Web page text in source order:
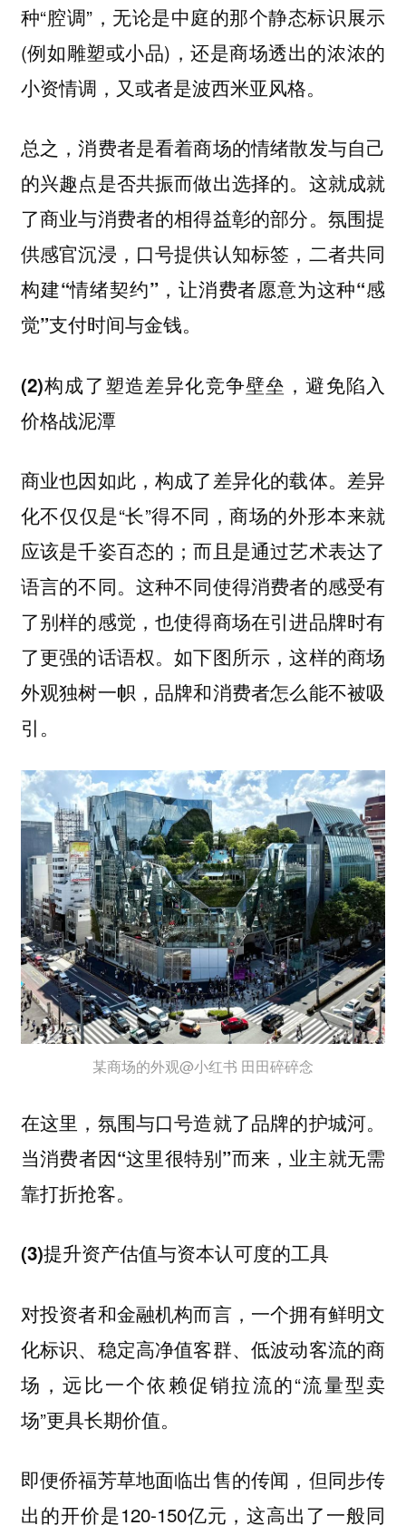
种“腔调”，无论是中庭的那个静态标识展示
(例如雕塑或小品)，还是商场透出的浓浓的
小资情调，又或者是波西米亚风格。
总之，消费者是看着商场的情绪散发与自己
的兴趣点是否共振而做出选择的。这就成就
了商业与消费者的相得益彰的部分。 氛围提
供感官沉浸，口号提供认知标签，二者共同
构建“情绪契约”，让消费者愿意为这种“感
觉”支付时间与金钱。
(2)构成了塑造差异化竞争壁垒，避免陷入
价格战泥潭
商业也因如此，构成了差异化的载体。差异
化不仅仅是“长”得不同，商场的外形本来就
应该是千姿百态的；而且是通过艺术表达了
语言的不同。这种不同使得消费者的感受有
了别样的感觉，也使得商场在引进品牌时有
了更强的话语权。如下图所示，这样的商场
外观独树一帜，品牌和消费者怎么能不被吸
引。
某商场的外观@小红书 田田碎碎念
在这里，氛围与口号造就了品牌的护城河。
当消费者因“这里很特别”而来，业主就无需
靠打折抢客。
(3)提升资产估值与资本认可度的工具
对投资者和金融机构而言，一个拥有鲜明文
化标识、稳定高净值客群、低波动客流的商
场，远比一个依赖促销拉流的“流量型卖
场”更具长期价值。
即便侨福芳草地面临出售的传闻，但同步传
出的开价是120-150亿元，这高出了一般同